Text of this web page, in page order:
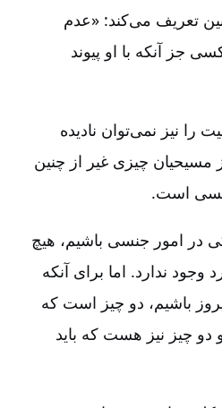
تعریف می‌کند: «عدم
آنکه با او پیوند
را نیز نمی‌توان نادیده
چیزی غیر از چنین
است.
در امور جنسی باشیم، هیچ
وجود ندارد. اما برای آنکه
باشیم، دو چیز است که
و دو چیز نیز هست که باید